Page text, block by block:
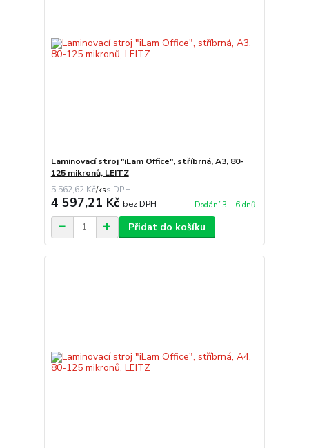
Laminovací stroj "iLam Office", stříbrná, A3, 80-
125 mikronů, LEITZ
5 562,62 Kč/ks
4 597,21 Kč bez DPH Dodání 3 – 6 dnů
Přidat do košíku